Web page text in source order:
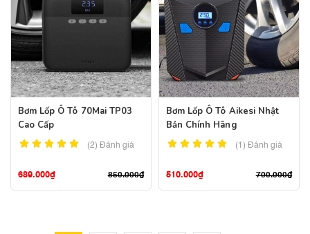
Bơm Lốp Ô Tô 70Mai TP03
Cao Cấp
(2)Đánh giá
850.000₫
689.000₫
Bơm Lốp Ô Tô Aikesi Nhật
Bản Chính Hãng
(1)Đánh giá
700.000₫
510.000₫